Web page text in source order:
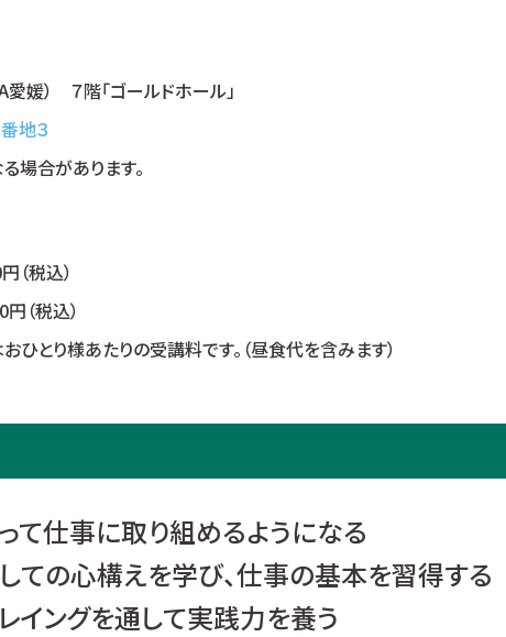
愛媛） ７階「ゴールドホール」
地３
場合があります。
（税込）
（税込）
とり様あたりの受講料です。（昼食代を含みます）
て仕事に取り組めるようになる
ての心構えを学び、仕事の基本を習得する
イングを通して実践力を養う